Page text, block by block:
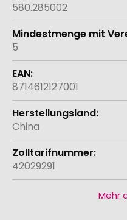
580.285002
5
8714612127001
China
42029291
Mehr